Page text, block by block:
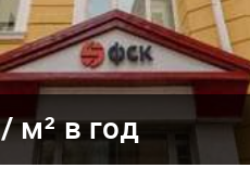
/м² в год